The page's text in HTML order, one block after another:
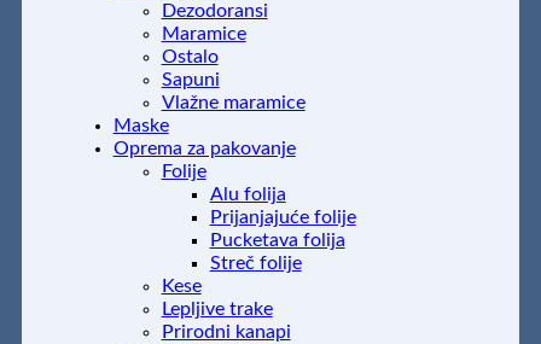
Dezodoransi
Maramice
Ostalo
Sapuni
Vlažne maramice
Maske
Oprema za pakovanje
Folije
Alu folija
Prijanjajuće folije
Pucketava folija
Streč folije
Kese
Lepljive trake
Prirodni kanapi